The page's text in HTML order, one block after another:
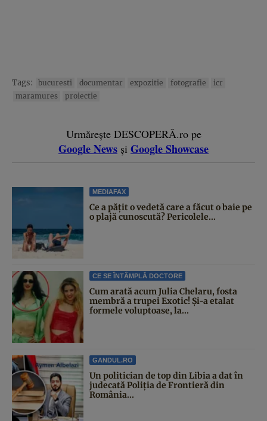
Tags: bucuresti documentar expozitie fotografie
icr
maramures
proiectie
Urmărește DESCOPERĂ.ro pe
Google News și Google Showcase
MEDIAFAX
Ce a pățit o vedetă care a făcut o baie pe
o plajă cunoscută? Pericolele...
CE SE ÎNTÂMPLĂ DOCTORE
Cum arată acum Julia Chelaru, fosta
membră a trupei Exotic! Și-a etalat
formele voluptoase, la...
GANDUL.RO
Un politician de top din Libia a dat în
judecată Poliția de Frontieră din
România...